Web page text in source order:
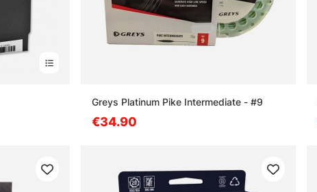
Greys Platinum Pike Intermediate - #9
€34.90